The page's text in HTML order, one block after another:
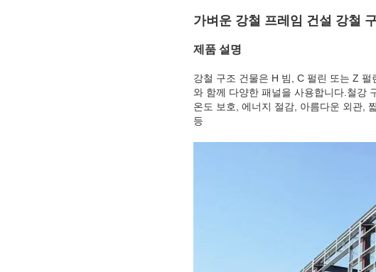
가벼운 강철 프레임 건설 강철
제품 설명
강철 구조 건물은 H 빔, C 펄린 또는 Z
와 함께 다양한 패널을 사용합니다.철강
온도 보호, 에너지 절감, 아름다운 외관,
등